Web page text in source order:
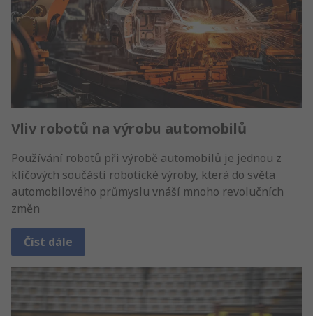
Vliv robotů na výrobu automobilů
Používání robotů při výrobě automobilů je jednou z
klíčových součástí robotické výroby, která do světa
automobilového průmyslu vnáší mnoho revolučních
změn
Číst dále